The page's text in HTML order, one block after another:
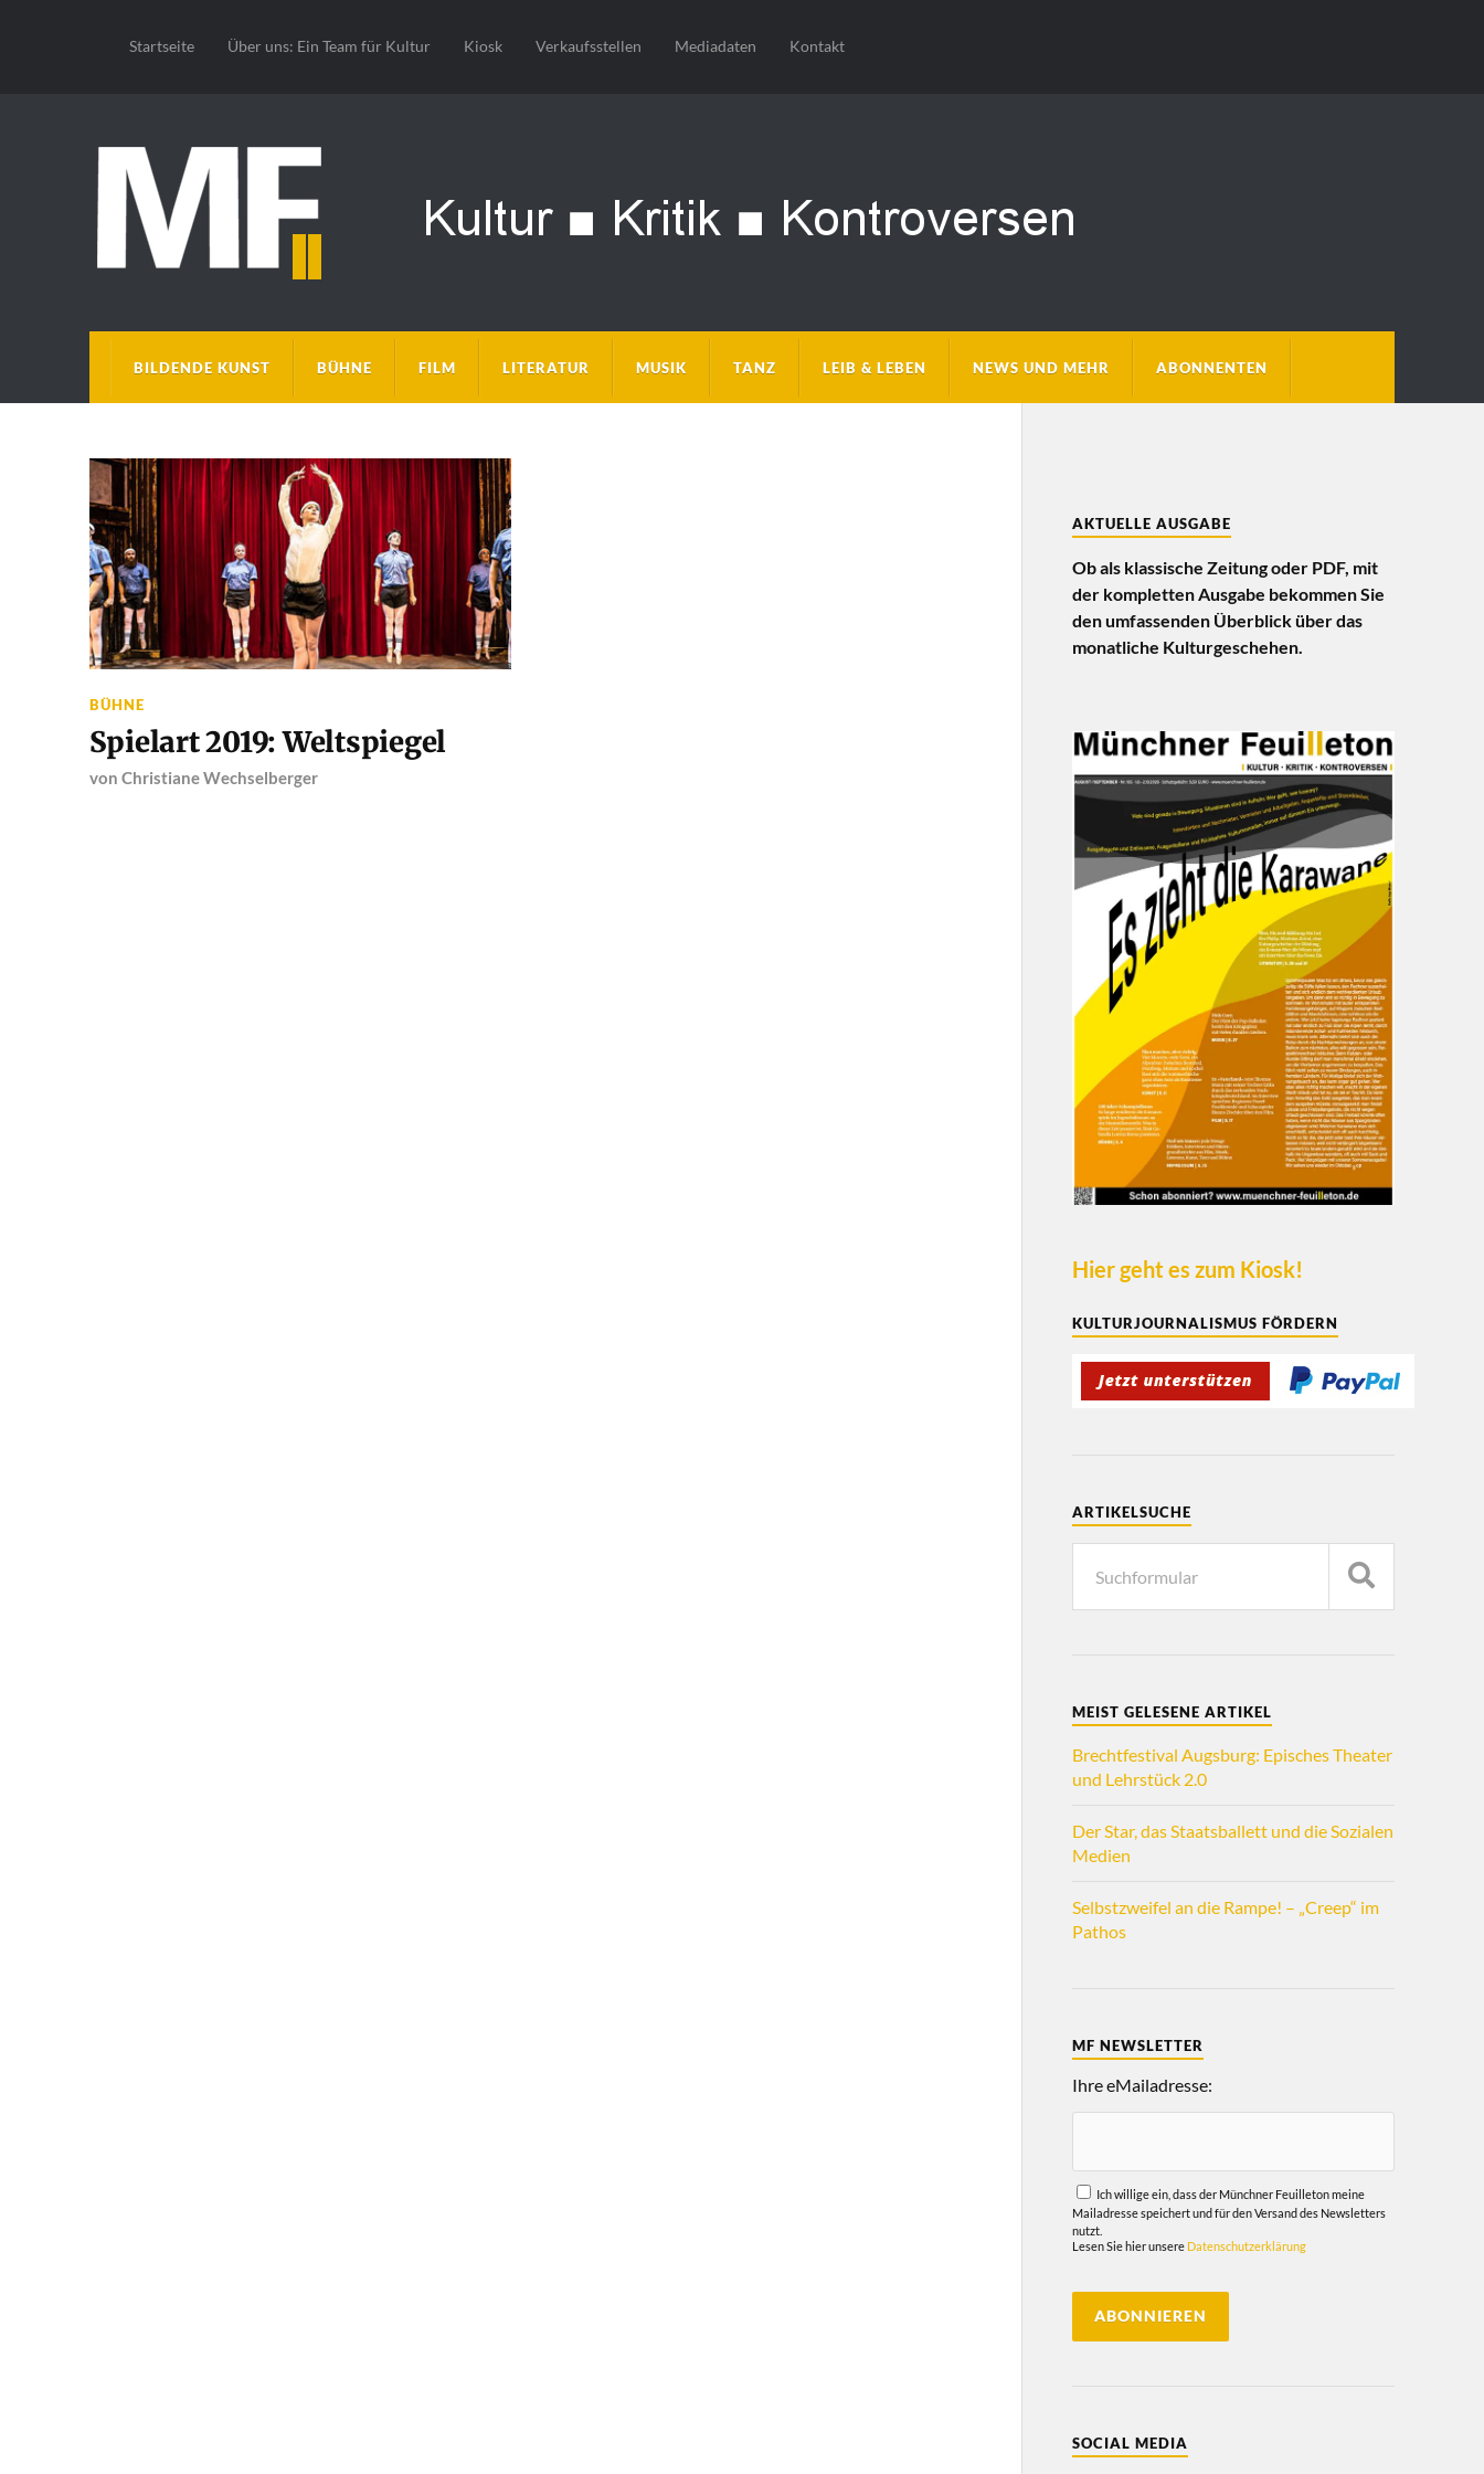
Startseite Über uns: Ein Team für Kultur Kiosk Verkaufsstellen Mediadaten Kontakt
BILDENDE KUNST BÜHNE FILM LITERATUR MUSIK TANZ LEIB & LEBEN NEWS UND MEHR ABONNENTEN
BÜHNE
Spielart 2019: Weltspiegel
von Christiane Wechselberger
AKTUELLE AUSGABE
Ob als klassische Zeitung oder PDF, mit
der kompletten Ausgabe bekommen Sie
den umfassenden Überblick über das
monatliche Kulturgeschehen.
Hier geht es zum Kiosk!
KULTURJOURNALISMUS FÖRDERN
ARTIKELSUCHE
MEIST GELESENE ARTIKEL
Brechtfestival Augsburg: Episches Theater
und Lehrstück 2.0
Der Star, das Staatsballett und die Sozialen
Medien
Selbstzweifel an die Rampe! – „Creep“ im
Pathos
MF NEWSLETTER
Ihre eMailadresse:
Ich willige ein, dass der Münchner Feuilleton meine
Mailadresse speichert und für den Versand des Newsletters
nutzt.
Lesen Sie hier unsere Datenschutzerklärung
SOCIAL MEDIA